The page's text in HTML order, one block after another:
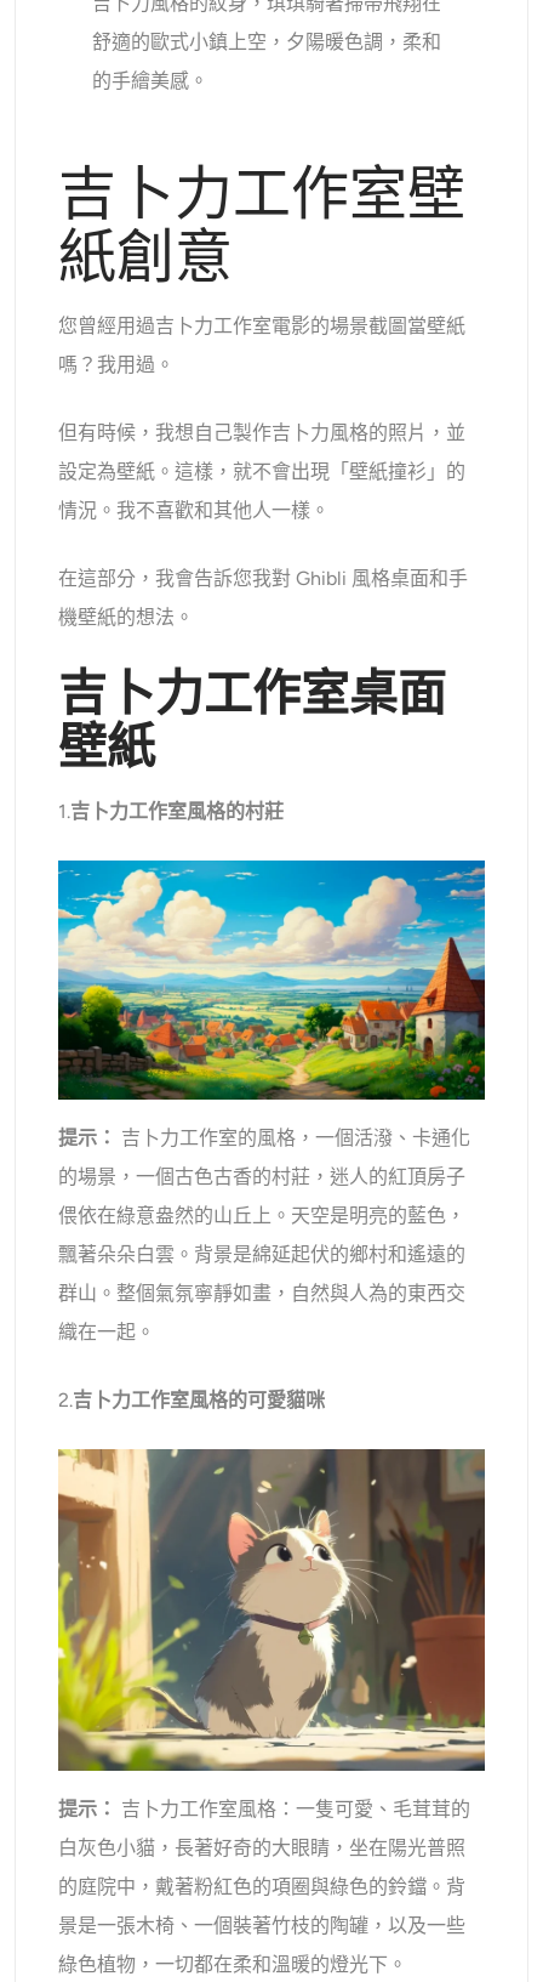
舒適的歐式小鎮上空，夕陽暖色調，柔和
的手繪美感。
吉卜力工作室壁
紙創意
您曾經用過吉卜力工作室電影的場景截圖當壁紙
嗎？我用過。
但有時候，我想自己製作吉卜力風格的照片，並
設定為壁紙。這樣，就不會出現「壁紙撞衫」的
情況。我不喜歡和其他人一樣。
在這部分，我會告訴您我對 Ghibli 風格桌面和手
機壁紙的想法。
吉卜力工作室桌面
壁紙
1.吉卜力工作室風格的村莊
提示： 吉卜力工作室的風格，一個活潑、卡通化
的場景，一個古色古香的村莊，迷人的紅頂房子
偎依在綠意盎然的山丘上。天空是明亮的藍色，
飄著朵朵白雲。背景是綿延起伏的鄉村和遙遠的
群山。整個氣氛寧靜如畫，自然與人為的東西交
織在一起。
2.吉卜力工作室風格的可愛貓咪
提示： 吉卜力工作室風格：一隻可愛、毛茸茸的
白灰色小貓，長著好奇的大眼睛，坐在陽光普照
的庭院中，戴著粉紅色的項圈與綠色的鈴鐺。背
景是一張木椅、一個裝著竹枝的陶罐，以及一些
綠色植物，一切都在柔和溫暖的燈光下。